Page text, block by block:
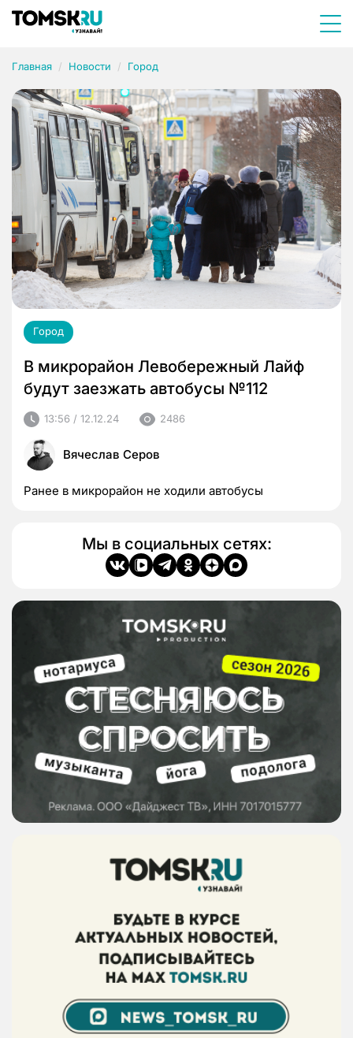
Главная Новости Город
Город
В микрорайон Левобережный Лайф
будут заезжать автобусы №112
13:56 / 12.12.24 2486
Вячеслав Серов
Ранее в микрорайон не ходили автобусы
Мы в социальных сетях: